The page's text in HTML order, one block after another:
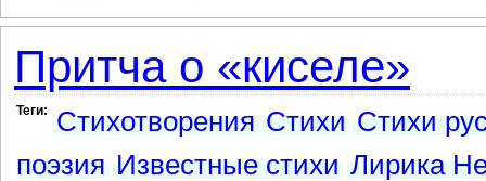
Притча о «киселе»
Теги: Стихотворения Стихи Стихи
поэзия Известные стихи Лирика